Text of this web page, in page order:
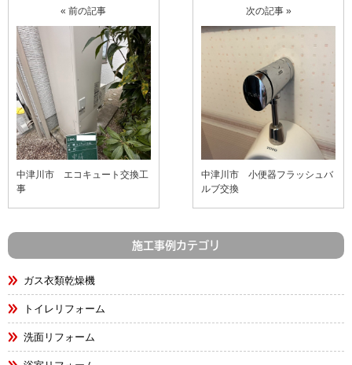
« 前の記事
中津川市 エコキュート交換工
事
次の記事 »
中津川市 小便器フラッシュバ
ルブ交換
施工事例カテゴリ
ガス衣類乾燥機
トイレリフォーム
洗面リフォーム